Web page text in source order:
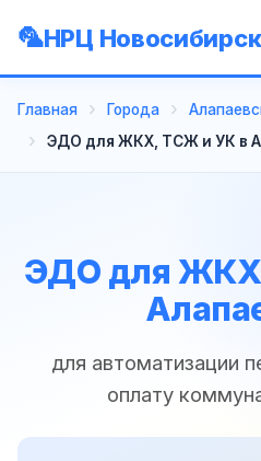
НРЦ
Главная Города
ЭДО для ЖКХ, ТСЖ и УК в
ЭДО для
для автоматизации
оплату